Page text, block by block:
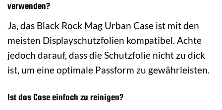
verwenden?
Ja, das Black Rock Mag Urban Case ist mit den
meisten Displayschutzfolien kompatibel. Achte
jedoch darauf, dass die Schutzfolie nicht zu dick
ist, um eine optimale Passform zu gewährleisten.
Ist das Case einfach zu reinigen?